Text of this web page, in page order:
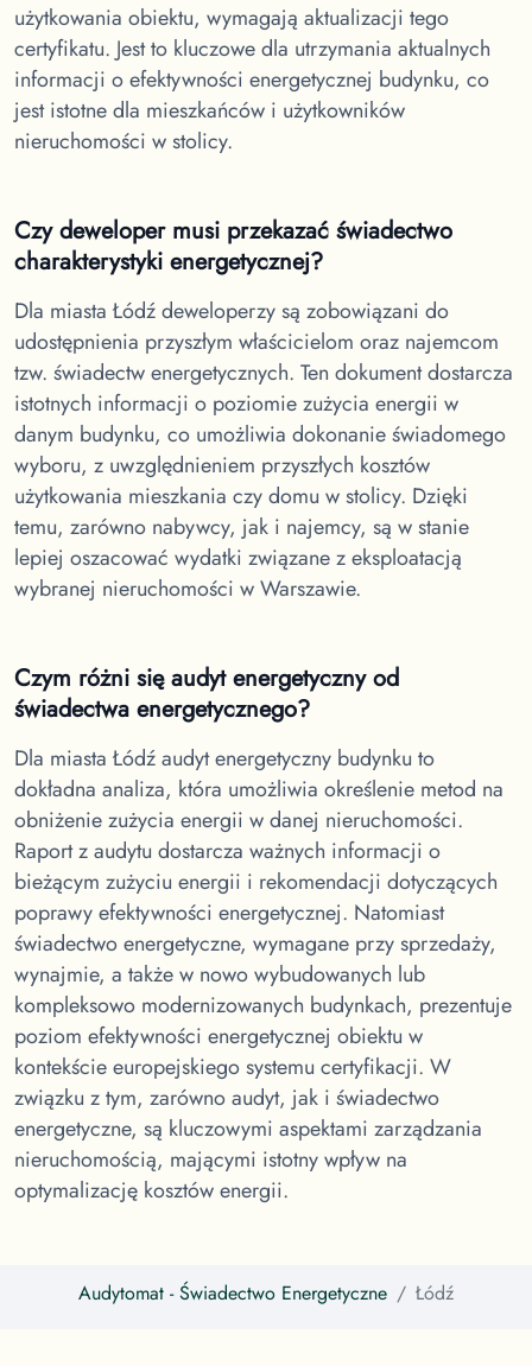
użytkowania obiektu, wymagają aktualizacji tego
certyfikatu. Jest to kluczowe dla utrzymania aktualnych
informacji o efektywności energetycznej budynku, co
jest istotne dla mieszkańców i użytkowników
nieruchomości w stolicy.
Czy deweloper musi przekazać świadectwo
charakterystyki energetycznej?
Dla miasta Łódźdeweloperzy są zobowiązani do
udostępnienia przyszłym właścicielom oraz najemcom
tzw. świadectw energetycznych. Ten dokument dostarcza
istotnych informacji o poziomie zużycia energii w
danym budynku, co umożliwia dokonanie świadomego
wyboru, z uwzględnieniem przyszłych kosztów
użytkowania mieszkania czy domu w stolicy. Dzięki
temu, zarówno nabywcy, jak i najemcy, są w stanie
lepiej oszacować wydatki związane z eksploatacją
wybranej nieruchomości w Warszawie.
Czym różni się audyt energetyczny od
świadectwa energetycznego?
Dla miasta Łódźaudyt energetyczny budynku to
dokładna analiza, która umożliwia określenie metod na
obniżenie zużycia energii w danej nieruchomości.
Raport z audytu dostarcza ważnych informacji o
bieżącym zużyciu energii i rekomendacji dotyczących
poprawy efektywności energetycznej. Natomiast
świadectwo energetyczne, wymagane przy sprzedaży,
wynajmie, a także w nowo wybudowanych lub
kompleksowo modernizowanych budynkach, prezentuje
poziom efektywności energetycznej obiektu w
kontekście europejskiego systemu certyfikacji. W
związku z tym, zarówno audyt, jak i świadectwo
energetyczne, są kluczowymi aspektami zarządzania
nieruchomością, mającymi istotny wpływ na
optymalizację kosztów energii.
Audytomat - Świadectwo Energetyczne Łódź